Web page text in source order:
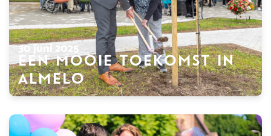
Een mooie toekomst in
Almelo
30 juni 2025